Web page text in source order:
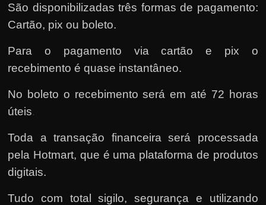
São disponibilizadas três formas de pagamento:
Cartão, pix ou boleto.
Para o pagamento via cartão e pix o
recebimento é quase instantâneo.
No boleto o recebimento será em até 72 horas
úteis.
Toda a transação financeira será processada
pela Hotmart, que é uma plataforma de produtos
digitais.
Tudo com total sigilo, segurança e utilizando